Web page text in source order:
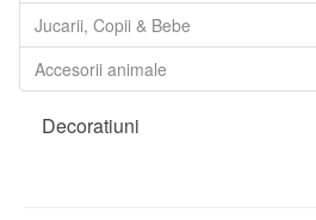
Jucarii, Copii & Bebe
Accesorii animale
Decoratiuni